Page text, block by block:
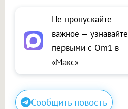
Не пропускайте
важное — узнавайте
первыми с Om1 в
«Макс»
Сообщить новость